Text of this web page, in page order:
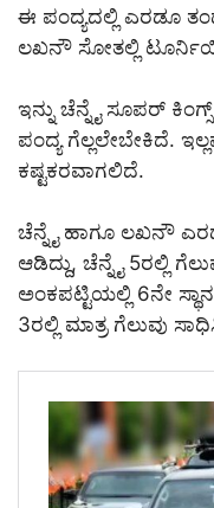
ಈ ಪಂದ್ಯದಲ್ಲಿ ಎರಡೂ
ಲಖನೌ ಸೋತಲ್ಲಿ
ಇನ್ನು ಚೆನ್ನೈ ಸೂಪರ್‌
ಪಂದ್ಯ ಗೆಲ್ಲಲೇಬೇಕಿದೆ.
ಕಷ್ಟಕರವಾಗಲಿದೆ.
ಚೆನ್ನೈ ಹಾಗೂ ಲಖನೌ
ಆಡಿದ್ದು, ಚೆನ್ನೈ 5ರಲ್ಲಿ
ಅಂಕಪಟ್ಟಿಯಲ್ಲಿ 6ನೇ
3ರಲ್ಲಿ ಮಾತ್ರ ಗೆಲುವು